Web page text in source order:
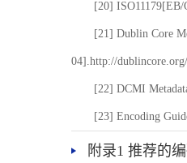
[20] ISO11179[EB/
[21] Dublin Core
04].http://
[22] DCMI
[23] Encoding
附录1 推荐的